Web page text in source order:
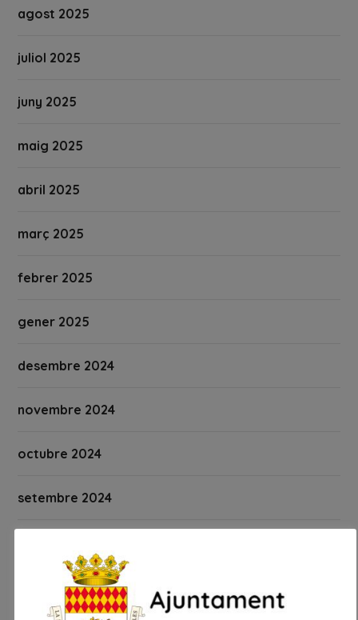
agost 2025
juliol 2025
juny 2025
maig 2025
abril 2025
març 2025
febrer 2025
gener 2025
desembre 2024
novembre 2024
octubre 2024
setembre 2024
juliol 2024